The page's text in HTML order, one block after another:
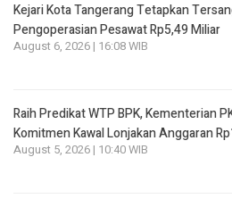
Kejari Kota Tangerang Tetapkan
Pengoperasian Pesawat Rp5,49 Miliar
August 6, 2026 | 16:08 WIB
Raih Predikat WTP BPK, Kementerian
Komitmen Kawal Lonjakan Anggaran
August 5, 2026 | 10:40 WIB